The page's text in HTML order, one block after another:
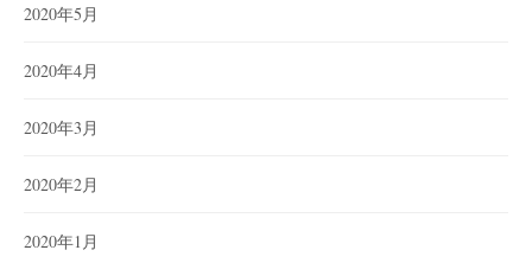
2020年5月
2020年4月
2020年3月
2020年2月
2020年1月